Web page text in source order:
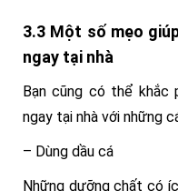
3.3 Một số mẹo
ngay tại nhà
Bạn cũng có thể
ngay tại nhà với những
– Dùng dầu cá
Những dưỡng chất có